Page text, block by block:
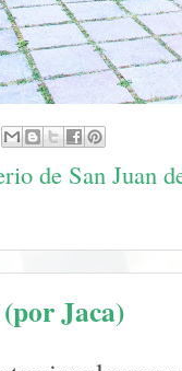
de San Juan
Jaca)